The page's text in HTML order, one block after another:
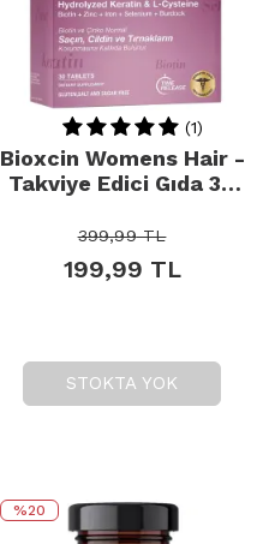
(1)
Bioxcin Womens Hair -
Takviye Edici Gıda 30
399,99TL
199,99 TL
STOKTA YOK
%20